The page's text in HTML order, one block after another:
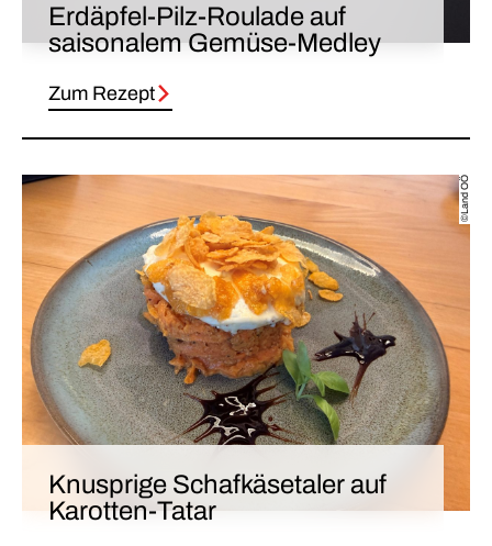
Erdäpfel-Pilz-Roulade auf
saisonalem Gemüse-Medley
Zum Rezept
©Land OÖ
Knusprige Schafkäsetaler auf
Karotten-Tatar